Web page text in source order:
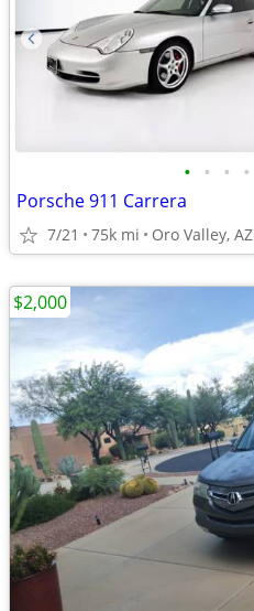
• • • •
Porsche 911 Carrera
7/21 75k mi Oro Valley, AZ
$2,000